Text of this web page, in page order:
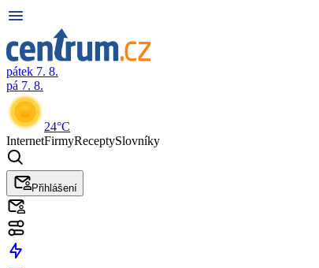
pátek 7. 8.
pá 7. 8.
24°C
InternetFirmyReceptySlovníky
Přihlášení